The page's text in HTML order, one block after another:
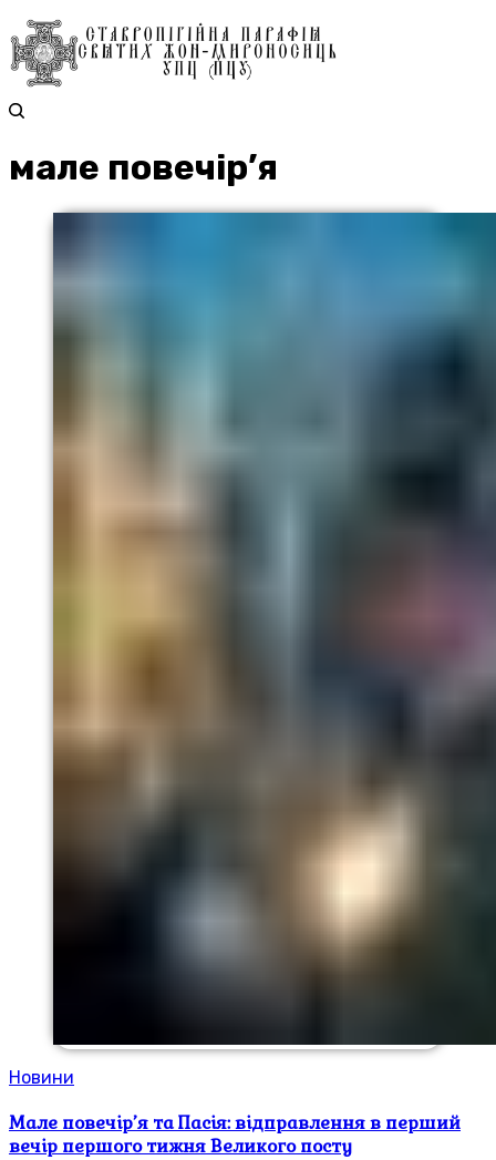
мале повечір’я
Новини
Мале повечір’я та Пасія: відправлення в перший
вечір першого тижня Великого посту